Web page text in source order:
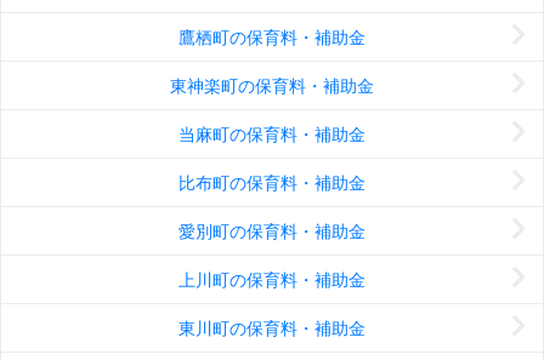
鷹栖町の保育料・補助金
東神楽町の保育料・補助金
当麻町の保育料・補助金
比布町の保育料・補助金
愛別町の保育料・補助金
上川町の保育料・補助金
東川町の保育料・補助金